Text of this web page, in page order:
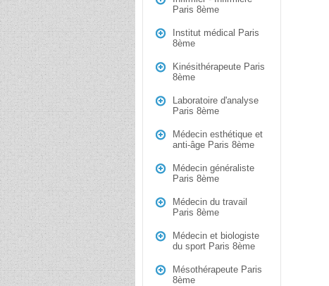
Paris 8ème
Institut médical Paris
8ème
Kinésithérapeute Paris
8ème
Laboratoire d'analyse
Paris 8ème
Médecin esthétique et
anti-âge Paris 8ème
Médecin généraliste
Paris 8ème
Médecin du travail
Paris 8ème
Médecin et biologiste
du sport Paris 8ème
Mésothérapeute Paris
8ème